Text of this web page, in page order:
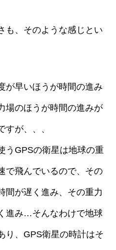
も、そのような感じとい
が早いほうが時間の進み
場のほうが時間の進みが
が、、、
うGPSの衛星は地球の重
で飛んでいるので、その
間が遅く進み、その重力
進み…そんなわけで地球
り、GPS衛星の時計はそ